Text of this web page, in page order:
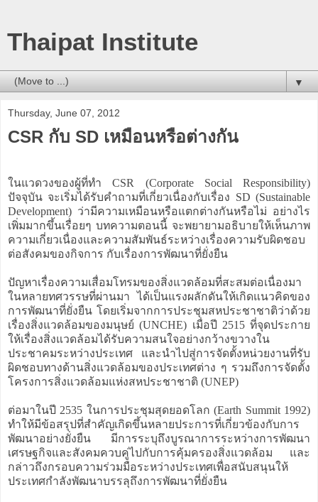
Thaipat Institute
▼
Thursday, June 07, 2012
CSR กับ SD เหมือนหรือต่างกัน
ในแวดวงของผู้ที่ทำ CSR (Corporate Social Responsibility)
ปัจจุบัน จะเริ่มได้รับคำถามที่เกี่ยวเนื่องกับเรื่อง SD (Sustainable
Development) ว่ามีความเหมือนหรือแตกต่างกันหรือไม่ อย่างไร
เพิ่มมากขึ้นเรื่อยๆ บทความตอนนี้ จะพยายามอธิบายให้เห็นภาพ
ความเกี่ยวเนื่องและความสัมพันธ์ระหว่างเรื่องความรับผิดชอบ
ต่อสังคมของกิจการ กับเรื่องการพัฒนาที่ยั่งยืน
ปัญหาเรื่องความเสื่อมโทรมของสิ่งแวดล้อมที่สะสมต่อเนื่องมา
ในหลายทศวรรษที่ผ่านมา ได้เป็นแรงผลักดันให้เกิดแนวคิดของ
การพัฒนาที่ยั่งยืน โดยเริ่มจากการประชุมสหประชาชาติว่าด้วย
เรื่องสิ่งแวดล้อมของมนุษย์ (UNCHE) เมื่อปี 2515 ที่จุดประกาย
ให้เรื่องสิ่งแวดล้อมได้รับความสนใจอย่างกว้างขวางใน
ประชาคมระหว่างประเทศ และนำไปสู่การจัดตั้งหน่วยงานที่รับ
ผิดชอบทางด้านสิ่งแวดล้อมของประเทศต่าง ๆ รวมถึงการจัดตั้ง
โครงการสิ่งแวดล้อมแห่งสหประชาชาติ (UNEP)
ต่อมาในปี 2535 ในการประชุมสุดยอดโลก (Earth Summit 1992)
ทำให้มีข้อสรุปที่สำคัญเกิดขึ้นหลายประการที่เกี่ยวข้องกับการ
พัฒนาอย่างยั่งยืน มีการระบุถึงบูรณาการระหว่างการพัฒนา
เศรษฐกิจและสังคมควบคู่ไปกับการคุ้มครองสิ่งแวดล้อม และ
กล่าวถึงกรอบความร่วมมือระหว่างประเทศเพื่อสนับสนุนให้
ประเทศกำลังพัฒนาบรรลุถึงการพัฒนาที่ยั่งยืน